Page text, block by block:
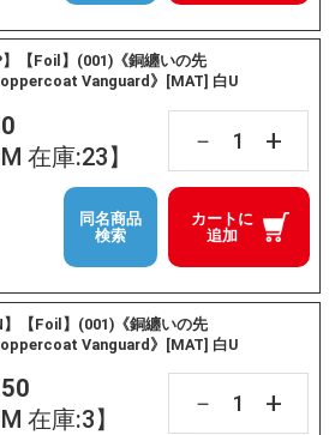
】【Foil】(001)《銅纏いの先
Vanguard》[MAT] 白U
在庫:23】
－ +
カートに
追加
同名商品
検索
】【Foil】(001)《銅纏いの先
Vanguard》[MAT] 白U
在庫:3】
－ +